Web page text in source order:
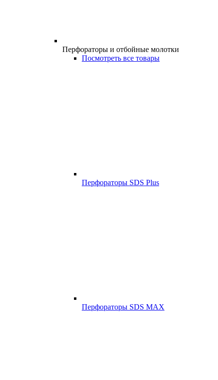
Перфораторы и отбойные молотки
Посмотреть все товары
Перфораторы SDS Plus
Перфораторы SDS MAX